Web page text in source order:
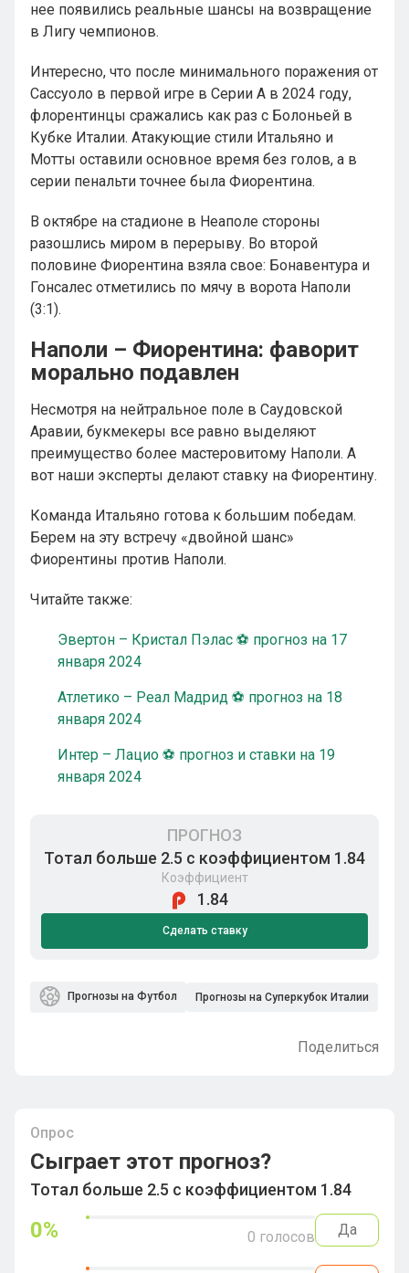
нее появились реальные шансы на возвращение
в Лигу чемпионов.
Интересно, что после минимального поражения от
Сассуоло в первой игре в Серии А в 2024 году,
флорентинцы сражались как раз с Болоньей в
Кубке Италии. Атакующие стили Итальяно и
Мотты оставили основное время без голов, а в
серии пенальти точнее была Фиорентина.
В октябре на стадионе в Неаполе стороны
разошлись миром в перерыву. Во второй
половине Фиорентина взяла свое: Бонавентура и
Гонсалес отметились по мячу в ворота Наполи
(3:1).
Наполи – Фиорентина: фаворит
морально подавлен
Несмотря на нейтральное поле в Саудовской
Аравии, букмекеры все равно выделяют
преимущество более мастеровитому Наполи. А
вот наши эксперты делают ставку на Фиорентину.
Команда Итальяно готова к большим победам.
Берем на эту встречу «двойной шанс»
Фиорентины против Наполи.
Читайте также:
Эвертон – Кристал Пэлас ⚽ прогноз на 17
января 2024
Атлетико – Реал Мадрид ⚽ прогноз на 18
января 2024
Интер – Лацио ⚽ прогноз и ставки на 19
января 2024
ПРОГНОЗ
Тотал больше 2.5 с коэффициентом 1.84
Коэффициент
1.84
Сделать ставку
Прогнозы на Футбол Прогнозы на Суперкубок Италии
Поделиться
Опрос
Сыграет этот прогноз?
Тотал больше 2.5 с коэффициентом 1.84
0% 0 голосов Да